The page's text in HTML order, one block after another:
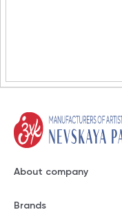
About company
Brands